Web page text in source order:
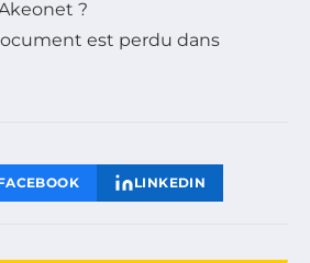
?
est perdu dans
LINKEDIN